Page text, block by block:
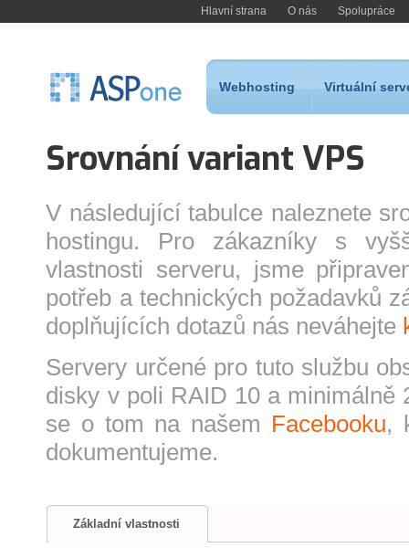
Hlavní strana O nás Spolupráce
Webhosting Virtuální
Srovnání variant VPS
V následující tabulce naleznete
hostingu. Pro zákazníky s
vlastnosti serveru, jsme
potřeb a technických požadavků
doplňujících dotazů nás neváhejte
Servery určené pro tuto službu
disky v poli RAID 10 a minimálně
se o tom na našem Facebooku,
dokumentujeme.
Základní vlastnosti